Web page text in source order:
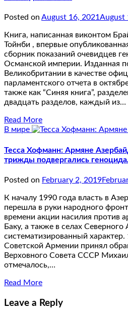
Posted on August 16, 2021August
Книга, написанная виконтом
Тойнби , впервые
сборник показаний очевидцев
Османской империи. Изданная
Великобритании в качестве
парламентского отчета в
также как “Синяя книга”,
двадцать разделов, каждый из…
Read More
В мире
Тесса Хофманн: Армяне
трижды подвергались
Posted on February 2, 2019
К началу 1990 года власть в
перешла в руки народного
времени акции насилия против
Баку, а также в селах
систематизированный
Советской Армении принял
Верховного Совета СССР
отмечалось,…
Read More
Leave a Reply